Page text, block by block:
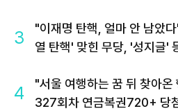
3
"이재명 탄핵, 얼마 안 남았
열 탄핵' 맞힌 무당, '성지글'
4
"서울 여행하는 꿈 뒤 찾아
327회차 연금복권720+ 당